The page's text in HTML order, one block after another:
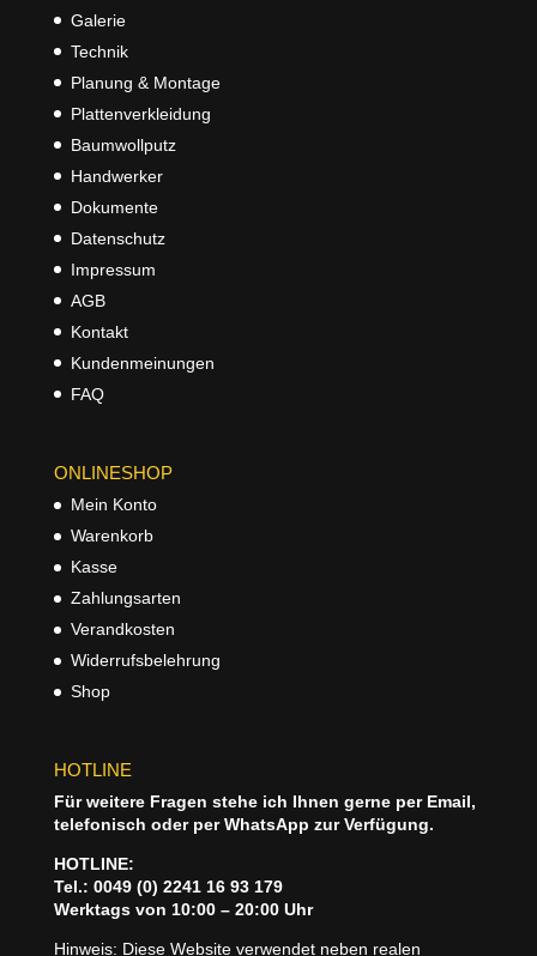
Galerie
Technik
Planung & Montage
Plattenverkleidung
Baumwollputz
Handwerker
Dokumente
Datenschutz
Impressum
AGB
Kontakt
Kundenmeinungen
FAQ
ONLINESHOP
Mein Konto
Warenkorb
Kasse
Zahlungsarten
Verandkosten
Widerrufsbelehrung
Shop
HOTLINE
Für weitere Fragen stehe ich Ihnen gerne per Email,
telefonisch oder per WhatsApp zur Verfügung.
HOTLINE:
Tel.: 0049 (0) 2241 16 93 179
Werktags von 10:00 – 20:00 Uhr
Hinweis: Diese Website verwendet neben realen